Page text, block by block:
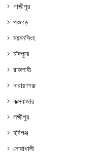
গাজীপুর
পঞ্চগড়
ময়মনসিংহ
চাঁদপুরে
রাজশাহী
নারায়ণগঞ্জ
কক্সবাজার
লক্ষ্মীপুর
হবিগঞ্জ
নোয়াখালী